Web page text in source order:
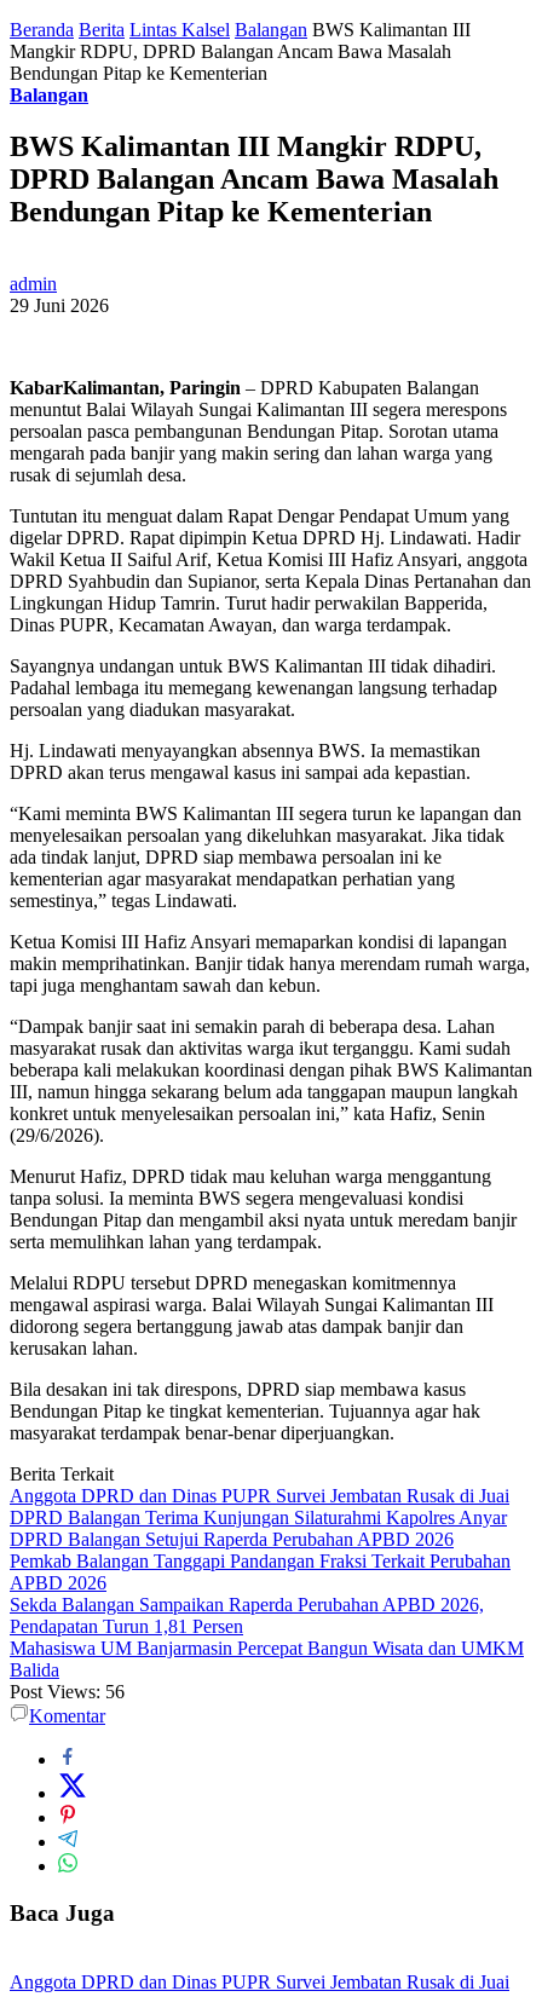
Beranda Berita Lintas Kalsel Balangan BWS Kalimantan III
Mangkir RDPU, DPRD Balangan Ancam Bawa Masalah
Bendungan Pitap ke Kementerian
Balangan
BWS Kalimantan III Mangkir RDPU,
DPRD Balangan Ancam Bawa Masalah
Bendungan Pitap ke Kementerian
admin
29 Juni 2026
KabarKalimantan, Paringin – DPRD Kabupaten Balangan
menuntut Balai Wilayah Sungai Kalimantan III segera merespons
persoalan pasca pembangunan Bendungan Pitap. Sorotan utama
mengarah pada banjir yang makin sering dan lahan warga yang
rusak di sejumlah desa.
Tuntutan itu menguat dalam Rapat Dengar Pendapat Umum yang
digelar DPRD. Rapat dipimpin Ketua DPRD Hj. Lindawati. Hadir
Wakil Ketua II Saiful Arif, Ketua Komisi III Hafiz Ansyari, anggota
DPRD Syahbudin dan Supianor, serta Kepala Dinas Pertanahan dan
Lingkungan Hidup Tamrin. Turut hadir perwakilan Bapperida,
Dinas PUPR, Kecamatan Awayan, dan warga terdampak.
Sayangnya undangan untuk BWS Kalimantan III tidak dihadiri.
Padahal lembaga itu memegang kewenangan langsung terhadap
persoalan yang diadukan masyarakat.
Hj. Lindawati menyayangkan absennya BWS. Ia memastikan
DPRD akan terus mengawal kasus ini sampai ada kepastian.
“Kami meminta BWS Kalimantan III segera turun ke lapangan dan
menyelesaikan persoalan yang dikeluhkan masyarakat. Jika tidak
ada tindak lanjut, DPRD siap membawa persoalan ini ke
kementerian agar masyarakat mendapatkan perhatian yang
semestinya,” tegas Lindawati.
Ketua Komisi III Hafiz Ansyari memaparkan kondisi di lapangan
makin memprihatinkan. Banjir tidak hanya merendam rumah warga,
tapi juga menghantam sawah dan kebun.
“Dampak banjir saat ini semakin parah di beberapa desa. Lahan
masyarakat rusak dan aktivitas warga ikut terganggu. Kami sudah
beberapa kali melakukan koordinasi dengan pihak BWS Kalimantan
III, namun hingga sekarang belum ada tanggapan maupun langkah
konkret untuk menyelesaikan persoalan ini,” kata Hafiz, Senin
(29/6/2026).
Menurut Hafiz, DPRD tidak mau keluhan warga menggantung
tanpa solusi. Ia meminta BWS segera mengevaluasi kondisi
Bendungan Pitap dan mengambil aksi nyata untuk meredam banjir
serta memulihkan lahan yang terdampak.
Melalui RDPU tersebut DPRD menegaskan komitmennya
mengawal aspirasi warga. Balai Wilayah Sungai Kalimantan III
didorong segera bertanggung jawab atas dampak banjir dan
kerusakan lahan.
Bila desakan ini tak direspons, DPRD siap membawa kasus
Bendungan Pitap ke tingkat kementerian. Tujuannya agar hak
masyarakat terdampak benar-benar diperjuangkan.
Berita Terkait
Anggota DPRD dan Dinas PUPR Survei Jembatan Rusak di Juai
DPRD Balangan Terima Kunjungan Silaturahmi Kapolres Anyar
DPRD Balangan Setujui Raperda Perubahan APBD 2026
Pemkab Balangan Tanggapi Pandangan Fraksi Terkait Perubahan
APBD 2026
Sekda Balangan Sampaikan Raperda Perubahan APBD 2026,
Pendapatan Turun 1,81 Persen
Mahasiswa UM Banjarmasin Percepat Bangun Wisata dan UMKM
Balida
Post Views: 56
Komentar
Baca Juga
Anggota DPRD dan Dinas PUPR Survei Jembatan Rusak di Juai